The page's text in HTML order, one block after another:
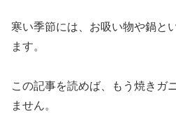
寒い季節には、お吸い物や鍋と
ます。
この記事を読めば、もう焼きガ
ません。